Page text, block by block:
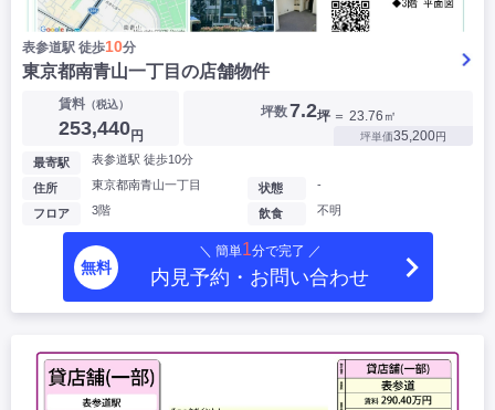
表参道駅 徒歩10分
東京都南青山一丁目の店舗物件
賃料（税込）
253,440円
坪数7.2坪 ＝ 23.76㎡
坪単価35,200円
最寄駅 表参道駅 徒歩10分
住所 東京都南青山一丁目
フロア 3階
状態 -
飲食 不明
無料
＼ 簡単1分で完了 ／
内見予約・お問い合わせ